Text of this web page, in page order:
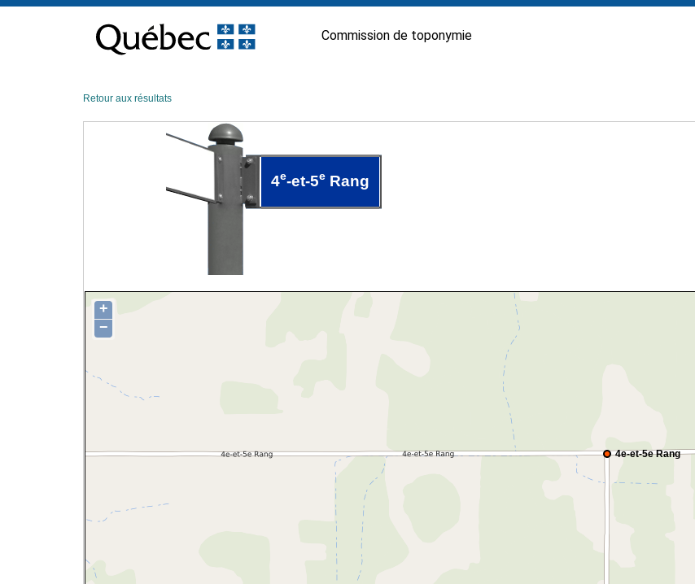
contenu
Commission de toponymie
Retour aux résultats
4e-et-5e Rang
4e-et-5e Rang
+
−